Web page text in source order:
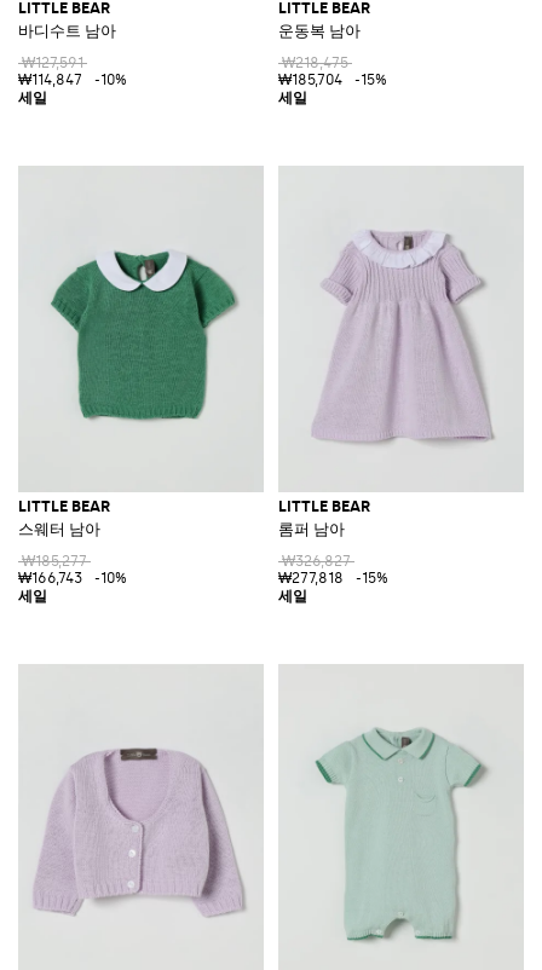
LITTLE BEAR
바디수트 남아
₩127,591
₩114,847
-10%
LITTLE BEAR
운동복 남아
₩218,475
₩185,704
-15%
LITTLE BEAR
스웨터 남아
₩185,277
₩166,743
-10%
LITTLE BEAR
롬퍼 남아
₩326,827
₩277,818
-15%